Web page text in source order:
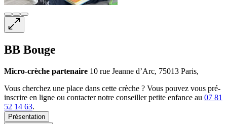
BB Bouge
Micro-crèche partenaire 10 rue Jeanne d’Arc, 75013 Paris,
Vous cherchez une place dans cette crèche ? Vous pouvez vous pré-
inscrire en ligne ou contacter notre conseiller petite enfance au 07 81
52 14 63.
Présentation